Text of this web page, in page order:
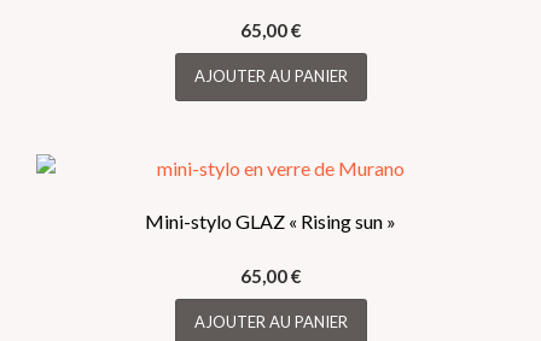
65,00€
AJOUTER AU PANIER
Mini-stylo GLAZ « Rising sun »
65,00€
AJOUTER AU PANIER